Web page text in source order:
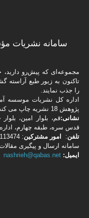
سامانه نشریات
مجموعه‌ای که پیش‌رو
تاکنون به زیور طبع آراسته
را جذب نمایند.
اداره كل نشریات موسسه
پژوهش 18 نشریه چاپ می کند که مورد استقبال مجامع علمی و دانشگاهی می‌باشد.
نشانی:قم، بلوار امین،
قدس سره، طبقه چهارم،
تلفن: امور مشتركین: 32113474
سامانه ارسال و پیگیری
ایمیل:nashrieh@qabas.net